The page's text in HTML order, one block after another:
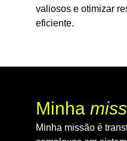
valiosos e otimizar
eficiente.
Minha
Minha missão é